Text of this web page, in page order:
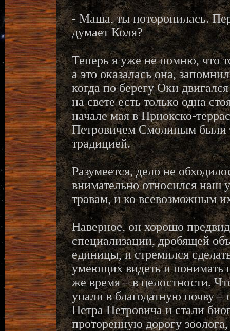
- Маша, ты поторопилась.
думает Коля?
Теперь я уже не помню, что
а это оказалась она,
когда по берегу Оки
на свете есть только одна
начале мая в Приокско-
Петровичем Смолиным были
традицией.
Разумеется, дело не
внимательно относился наш
травам, и ко всевозможным
Наверное, он хорошо
специализации, дробящей
единицы, и стремился
умеющих видеть и понимать
же время – в целостности.
упали в благодатную почву
Петра Петровича и стали
проторенную дорогу